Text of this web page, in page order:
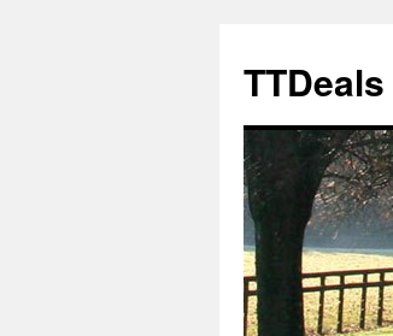
springen
TTDeals